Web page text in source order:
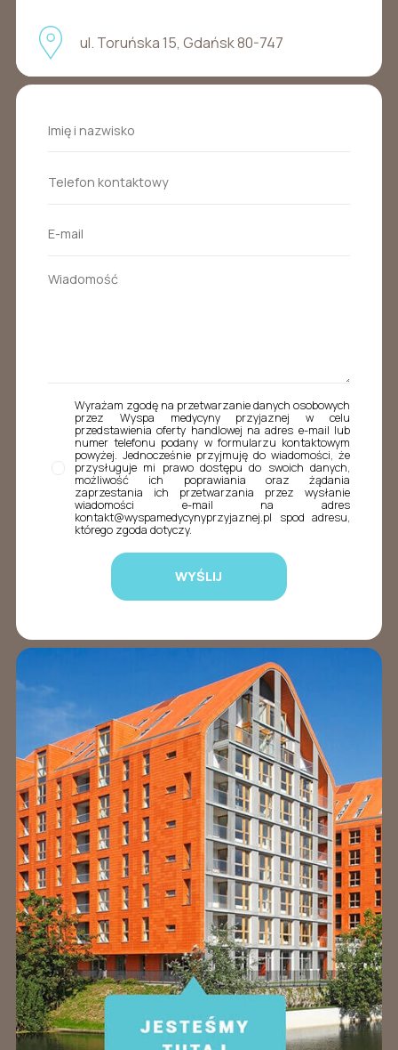
ul. Toruńska 15, Gdańsk 80-747
Wyrażam zgodę na przetwarzanie danych osobowych
przez Wyspa medycyny przyjaznej w celu
przedstawienia oferty handlowej na adres e-mail lub
numer telefonu podany w formularzu kontaktowym
powyżej. Jednocześnie przyjmuję do wiadomości, że
przysługuje mi prawo dostępu do swoich danych,
możliwość ich poprawiania oraz żądania
zaprzestania ich przetwarzania przez wysłanie
wiadomości e-mail na adres
kontakt@wyspamedycynyprzyjaznej.pl spod adresu,
którego zgoda dotyczy.